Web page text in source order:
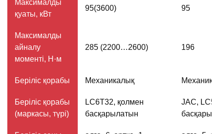
Максималды
қуаты, кВт
95(3600) 95
Максималды
айналу
моменті, Н·м
285 (2200…2600) 196
Беріліс қорабы Механикалық
Беріліс қорабы
(маркасы, түрі)
LС6Т32, қолмен
басқарылатын
JAC,